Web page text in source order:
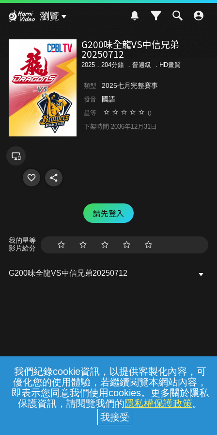
我們紀錄cookie資訊，以提供客製化內容，可
優化您的使用體驗，若繼續閱覽本網站內容，
即表示您同意我們使用cookies。更多關於隱私
保護資訊，請閱覽我們的隱私權保護政策。
瀏覽
G200味全龍VS中信兄弟
20250712
2025．204分鐘 ． 普遍級 ．HD畫質
類型 2025七月完整賽事
發音 國語
星等 0
下架時間 2036年12月31日
請先登入
我的星等
影片給分
G200味全龍VS中信兄弟20250712
常見問題 線上客服 服務條款 隱私權保護
中華電信股份有限公司個人家庭分公司
(統一編號：96979949) © 2026
{{notifyMsg}}